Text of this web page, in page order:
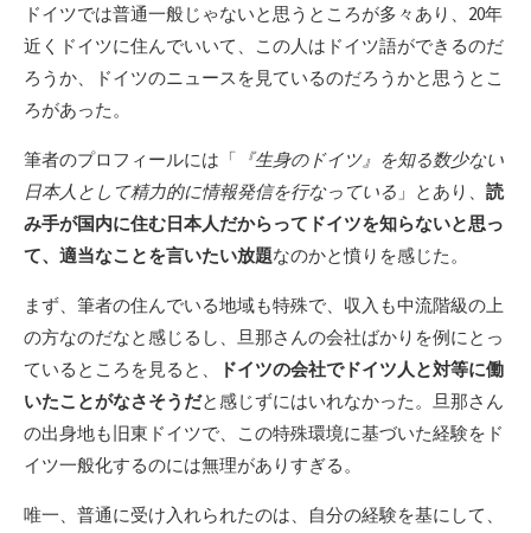
ドイツでは普通一般じゃないと思うところが多々あり、20年
近くドイツに住んでいいて、この人はドイツ語ができるのだ
ろうか、ドイツのニュースを見ているのだろうかと思うとこ
ろがあった。
筆者のプロフィールには「 『生身のドイツ』を知る数少ない
日本人として精力的に情報発信を行なっている 」とあり、 読
み手が国内に住む日本人だからってドイツを知らないと思っ
て、適当なことを言いたい放題なのかと憤りを感じた。
まず、筆者の住んでいる地域も特殊で、収入も中流階級の上
の方なのだなと感じるし、旦那さんの会社ばかりを例にとっ
ているところを見ると、
ドイツの会社でドイツ人と対等に働
いたことがなさそうだと感じずにはいれなかった。旦那さん
の出身地も旧東ドイツで、この特殊環境に基づいた経験をド
イツ一般化するのには無理がありすぎる。
唯一、普通に受け入れられたのは、自分の経験を基にして、